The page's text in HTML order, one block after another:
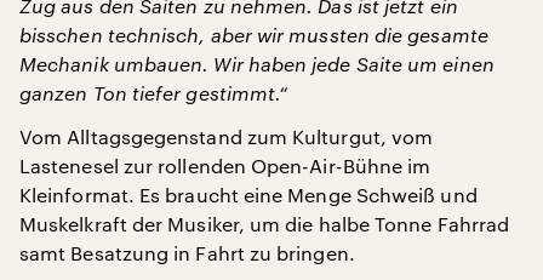
Zug aus den Saiten zu nehmen. Das ist jetzt ein
bisschen technisch, aber wir mussten die gesamte
Mechanik umbauen. Wir haben jede Saite um einen
ganzen Ton tiefer gestimmt.“
Vom Alltagsgegenstand zum Kulturgut, vom
Lastenesel zur rollenden Open-Air-Bühne im
Kleinformat. Es braucht eine Menge Schweiß und
Muskelkraft der Musiker, um die halbe Tonne Fahrrad
samt Besatzung in Fahrt zu bringen.